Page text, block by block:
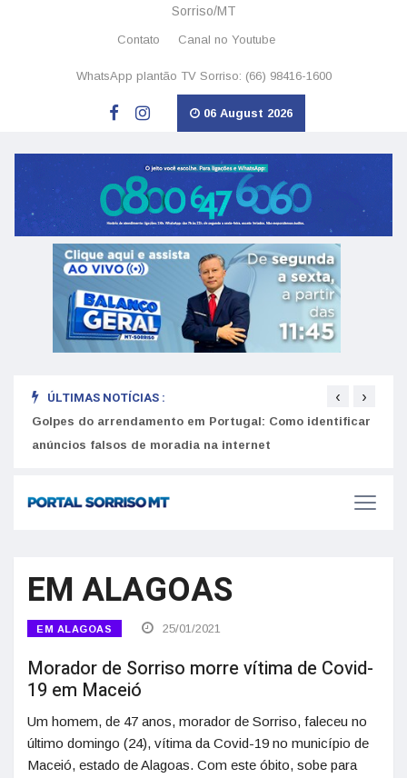
Sorriso/MT
Contato Canal no Youtube
WhatsApp plantão TV Sorriso: (66) 98416-1600
06 August 2026
ÚLTIMAS NOTÍCIAS :
Golpes do arrendamento em Portugal: Como identificar
anúncios falsos de moradia na internet
‹ ›
EM ALAGOAS
EM ALAGOAS 25/01/2021
Morador de Sorriso morre vítima de Covid-
19 em Maceió
Um homem, de 47 anos, morador de Sorriso, faleceu no
último domingo (24), vítima da Covid-19 no município de
Maceió, estado de Alagoas. Com este óbito, sobe para